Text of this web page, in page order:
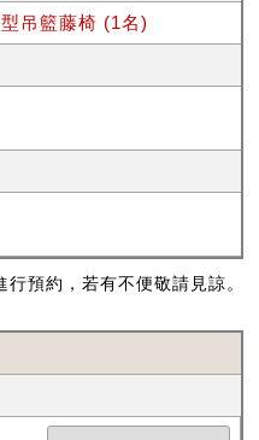
吊籃藤椅 (1名)
預約，若有不便敬請見諒。